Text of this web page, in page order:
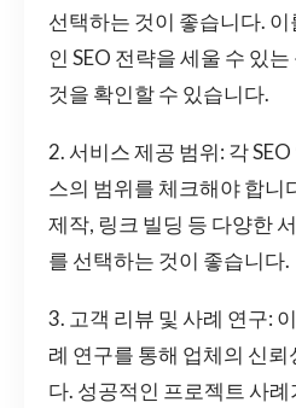
선택하는 것이 좋습니다.
인 SEO 전략을 세울 수 있
것을 확인할 수 있습니다.
2. 서비스 제공 범위: 각
스의 범위를 체크해야 합니
제작, 링크 빌딩 등 다양한
를 선택하는 것이 좋습니다.
3. 고객 리뷰 및 사례 연구:
례 연구를 통해 업체의 신
다. 성공적인 프로젝트 사